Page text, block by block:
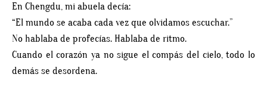
En Chengdu, mi abuela decía:
“El mundo se acaba cada vez que olvidamos escuchar.”
No hablaba de profecías. Hablaba de ritmo.
Cuando el corazón ya no sigue el compás del cielo, todo lo
demás se desordena.